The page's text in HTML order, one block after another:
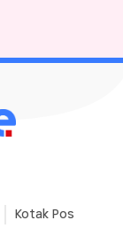
Kotak Pos